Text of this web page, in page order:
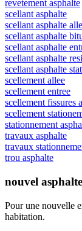
revetement asphalte
scellant asphalte
scellant asphalte
scellant asphalte
scellant asphalte
scellant asphalte
scellant asphalte
scellement allee
scellement entree
scellement fissures
scellement
stationnement
travaux asphalte
travaux
trou asphalte
nouvel
Pour une nouvelle
habitation.